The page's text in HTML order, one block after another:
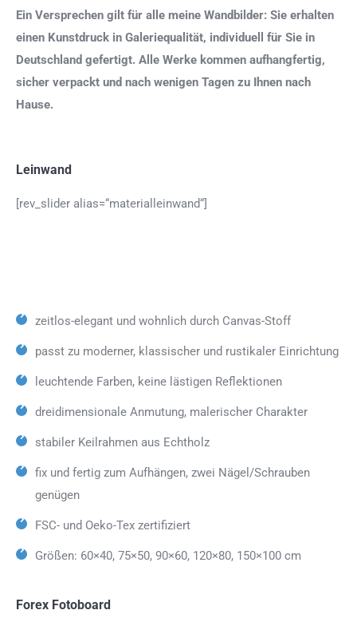
Ein Versprechen gilt für alle meine Wandbilder: Sie erhalten
einen Kunstdruck in Galeriequalität, individuell für Sie in
Deutschland gefertigt. Alle Werke kommen aufhangfertig,
sicher verpackt und nach wenigen Tagen zu Ihnen nach
Hause.
Leinwand
[rev_slider alias=“materialleinwand“]
zeitlos-elegant und wohnlich durch Canvas-Stoff
passt zu moderner, klassischer und rustikaler Einrichtung
leuchtende Farben, keine lästigen Reflektionen
dreidimensionale Anmutung, malerischer Charakter
stabiler Keilrahmen aus Echtholz
fix und fertig zum Aufhängen, zwei Nägel/Schrauben
genügen
FSC- und Oeko-Tex zertifiziert
Größen: 60×40, 75×50, 90×60, 120×80, 150×100 cm
Forex Fotoboard